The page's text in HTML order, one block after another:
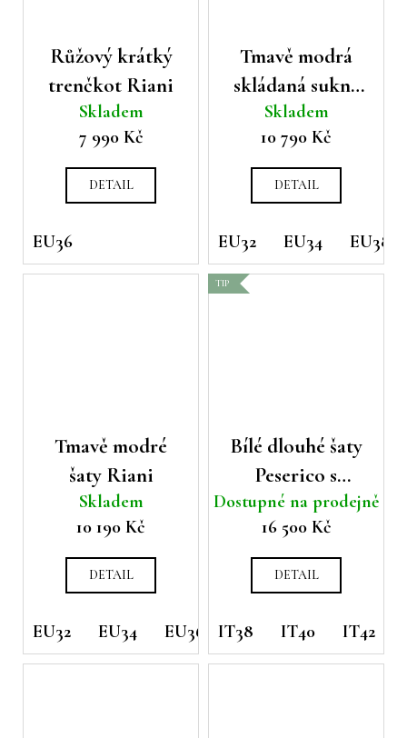
Růžový krátký
trenčkot Riani
Skladem
7 990 Kč
DETAIL
EU36
Tmavě modrá
skládaná sukně
Riani
Skladem
10 790 Kč
DETAIL
EU32 EU34 EU38
Tmavě modré
šaty Riani
Skladem
10 190 Kč
DETAIL
EU32 EU34 EU36
TIP
Bílé dlouhé šaty
Peserico s
pleteným tílkem
Dostupné na prodejně
16 500 Kč
DETAIL
IT38 IT40 IT42